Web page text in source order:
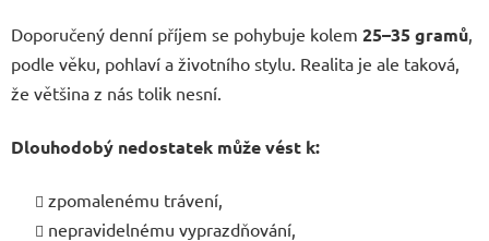
Doporučený denní příjem se pohybuje kolem 25–35 gramů
podle věku, pohlaví a životního stylu. Realita je ale taková,
že většina z nás tolik nesní.
Dlouhodobý nedostatek může vést k:
zpomalenému trávení,
nepravidelnému vyprazdňování,